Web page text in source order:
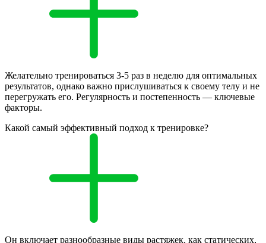
Желательно тренироваться 3-5 раз в неделю для оптимальных
результатов, однако важно прислушиваться к своему телу и не
перегружать его. Регулярность и постепенность — ключевые
факторы.
Какой самый эффективный подход к тренировке?
Он включает разнообразные виды растяжек, как статических,